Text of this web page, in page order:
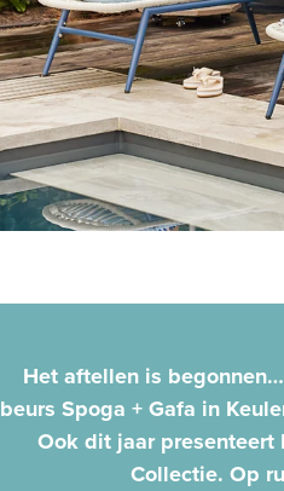
Het aftellen is
beurs Spoga + Gafa in
Ook dit jaar presenteert
Collectie. Op